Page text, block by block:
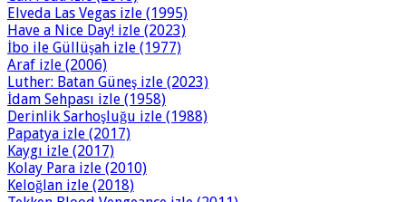
Elveda Las Vegas izle (1995)
Have a Nice Day! izle (2023)
İbo ile Güllüşah izle (1977)
Araf izle (2006)
Luther: Batan Güneş izle (2023)
İdam Sehpası izle (1958)
Derinlik Sarhoşluğu izle (1988)
Papatya izle (2017)
Kaygı izle (2017)
Kolay Para izle (2010)
Keloğlan izle (2018)